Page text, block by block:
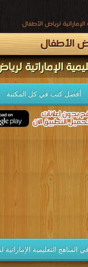
لرياض الأطفال
الأطفال
الإماراتية
أفضل كتب في كل المكتبة
التعليمية الإماراتية